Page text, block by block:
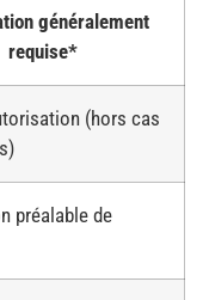
(hors cas
préalable de